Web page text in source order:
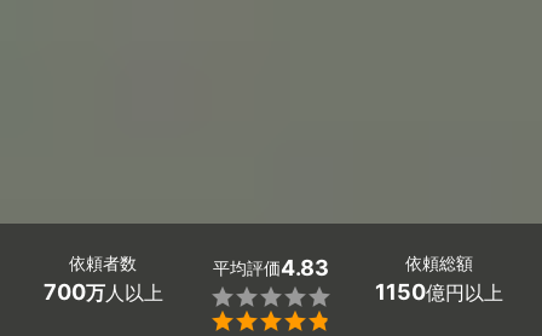
依頼者数
700万人以上
平均評価4.83


依頼総額
1150億円以上